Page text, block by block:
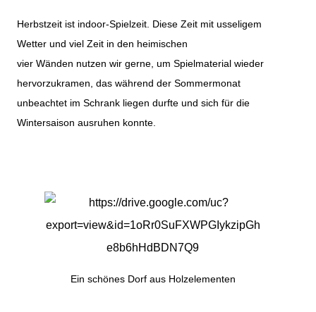
Herbstzeit ist indoor-Spielzeit. Diese Zeit mit usseligem
Wetter und viel Zeit in den heimischen
vier Wänden nutzen wir gerne, um Spielmaterial wieder
hervorzukramen, das während der Sommermonat
unbeachtet im Schrank liegen durfte und sich für die
Wintersaison ausruhen konnte.
Ein schönes Dorf aus Holzelementen